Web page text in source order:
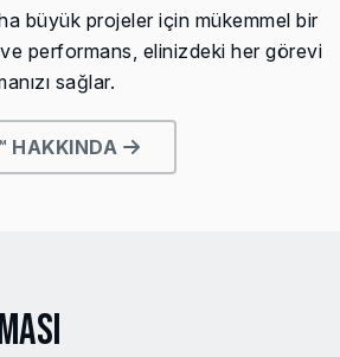
büyük projeler için mükemmel bir
performans, elinizdeki her görevi
sağlar.
HAKKINDA